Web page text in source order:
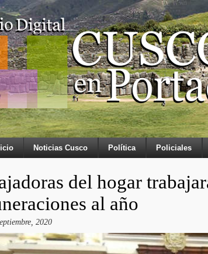
Noticias Cusco Política Policiales
del hogar
al año
2020